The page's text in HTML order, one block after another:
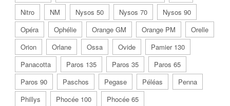
Nitro
NM Nysos 50 Nysos 70
Nysos 90
Opéra
Ophélie Orange GM Orange PM
Orelle
Orion
Orlane Ossa Ovide
Pamier 130
Panacotta
Paros 135 Paros 35
Paros 65
Paros 90
Paschos Pegase Péléas
Penna
Phillys
Phocée 100
Phocée 65